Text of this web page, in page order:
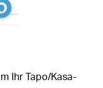
Ihr Tapo/Kasa-